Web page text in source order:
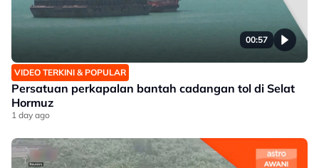
00:57
VIDEO TERKINI & POPULAR
Persatuan perkapalan bantah cadangan tol di Selat
Hormuz
1 day ago